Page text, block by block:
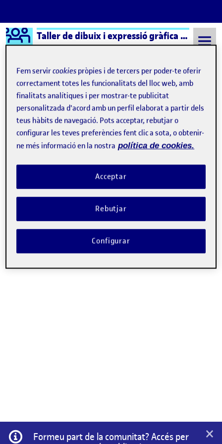
Saltar al contingut
Logo Ágora Taller de dibuix i expressió gràfica – Aula 1
Semestre 20232 - Aula 1 30 Maig, 2024
30 Maig, 2024
PROJECTE «RETRATS
Publicat per
Noel Garrido Bleda
Data de publicació
-1 comentari
Lliurament parcial 1 Pràctica …
Informació
Formeu part de la comunitat? Accés per
×
Fem servircookies pròpies i de tercers per poder-te oferir
correctament totes les funcionalitats del lloc web, amb
finalitats analítiques i per mostrar-te publicitat
personalitzada d'acord amb un perfil elaborat a partir dels
teus hàbits de navegació. Pots acceptar, rebutjar o
configurar les teves preferències fent clic a sota, o obtenir-
ne més informació en la nostra política de cookies.
Rebutjar
Acceptar
Configurar